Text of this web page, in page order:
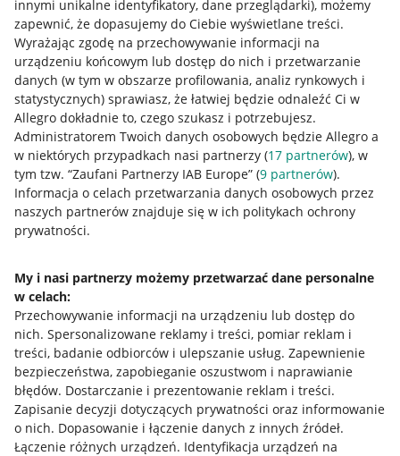
innymi unikalne identyfikatory, dane przeglądarki), możemy
zapewnić, że dopasujemy do Ciebie wyświetlane treści.
Wyrażając zgodę na przechowywanie informacji na
urządzeniu końcowym lub dostęp do nich i przetwarzanie
danych (w tym w obszarze profilowania, analiz rynkowych i
statystycznych) sprawiasz, że łatwiej będzie odnaleźć Ci w
Allegro dokładnie to, czego szukasz i potrzebujesz.
Administratorem Twoich danych osobowych będzie Allegro a
w niektórych przypadkach nasi partnerzy (17 partnerów), w
tym tzw. “Zaufani Partnerzy IAB Europe” (9 partnerów).
Informacja o celach przetwarzania danych osobowych przez
naszych partnerów znajduje się w ich politykach ochrony
prywatności.
My i nasi partnerzy możemy przetwarzać dane personalne
w celach:
Przechowywanie informacji na urządzeniu lub dostęp do
nich. Spersonalizowane reklamy i treści, pomiar reklam i
treści, badanie odbiorców i ulepszanie usług. Zapewnienie
bezpieczeństwa, zapobieganie oszustwom i naprawianie
błędów. Dostarczanie i prezentowanie reklam i treści.
Zapisanie decyzji dotyczących prywatności oraz informowanie
o nich. Dopasowanie i łączenie danych z innych źródeł.
Łączenie różnych urządzeń. Identyfikacja urządzeń na
Przydatne informacje
Jak to działa
Allegro Gadane dla sprzedających
Allegro Gadane dla kupujących
Mapa miejscowości
Informacje prawne
Regulamin